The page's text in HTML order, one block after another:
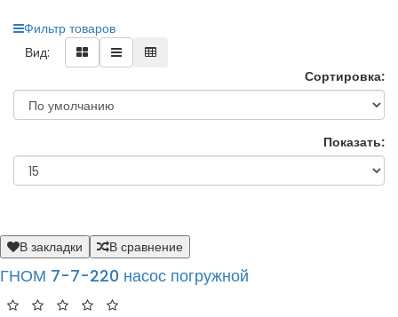
Фильтр товаров
Вид:
Сортировка:
Показать:
В закладки В сравнение
ГНОМ 7-7-220 насос погружной